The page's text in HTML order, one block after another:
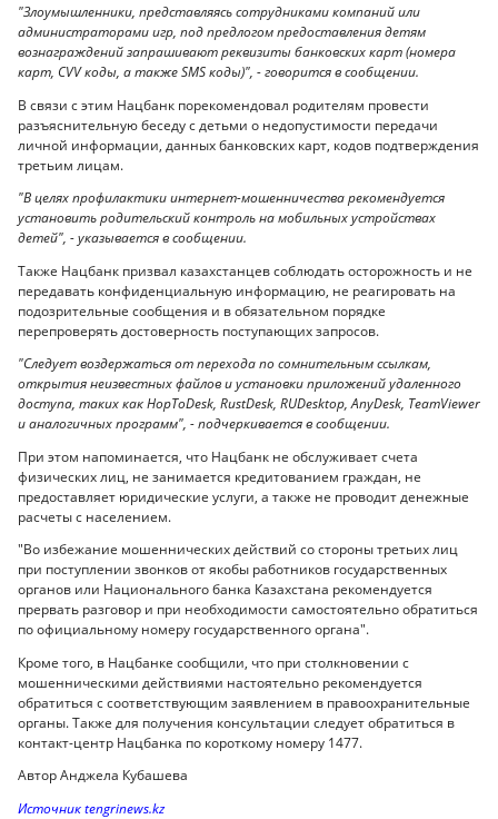
"Злоумышленники, представляясь сотрудниками компаний или
администраторами игр, под предлогом предоставления детям
вознаграждений запрашивают реквизиты банковских карт (номера
карт, CVV коды, а также SMS коды)", - говорится в сообщении.
В связи с этим Нацбанк порекомендовал родителям провести
разъяснительную беседу с детьми о недопустимости передачи
личной информации, данных банковских карт, кодов подтверждения
третьим лицам.
"В целях профилактики интернет-мошенничества рекомендуется
установить родительский контроль на мобильных устройствах
детей", - указывается в сообщении.
Также Нацбанк призвал казахстанцев соблюдать осторожность и не
передавать конфиденциальную информацию, не реагировать на
подозрительные сообщения и в обязательном порядке
перепроверять достоверность поступающих запросов.
"Следует воздержаться от перехода по сомнительным ссылкам,
открытия неизвестных файлов и установки приложений удаленного
доступа, таких как HopToDesk, RustDesk, RUDesktop, AnyDesk, TeamViewer
и аналогичных программ", - подчеркивается в сообщении.
При этом напоминается, что Нацбанк не обслуживает счета
физических лиц, не занимается кредитованием граждан, не
предоставляет юридические услуги, а также не проводит денежные
расчеты с населением.
"Во избежание мошеннических действий со стороны третьих лиц
при поступлении звонков от якобы работников государственных
органов или Национального банка Казахстана рекомендуется
прервать разговор и при необходимости самостоятельно обратиться
по официальному номеру государственного органа".
Кроме того, в Нацбанке сообщили, что при столкновении с
мошенническими действиями настоятельно рекомендуется
обратиться с соответствующим заявлением в правоохранительные
органы. Также для получения консультации следует обратиться в
контакт-центр Нацбанка по короткому номеру 1477.
Автор Анджела Кубашева
Источник tengrinews.kz